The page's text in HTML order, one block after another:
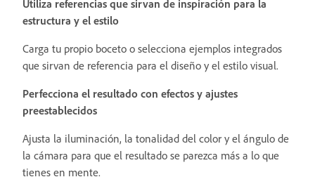
Utiliza referencias que sirvan de inspiración para la
estructura y el estilo
Carga tu propio boceto o selecciona ejemplos integrados
que sirvan de referencia para el diseño y el estilo visual.
Perfecciona el resultado con efectos y ajustes
preestablecidos
Ajusta la iluminación, la tonalidad del color y el ángulo de
la cámara para que el resultado se parezca más a lo que
tienes en mente.